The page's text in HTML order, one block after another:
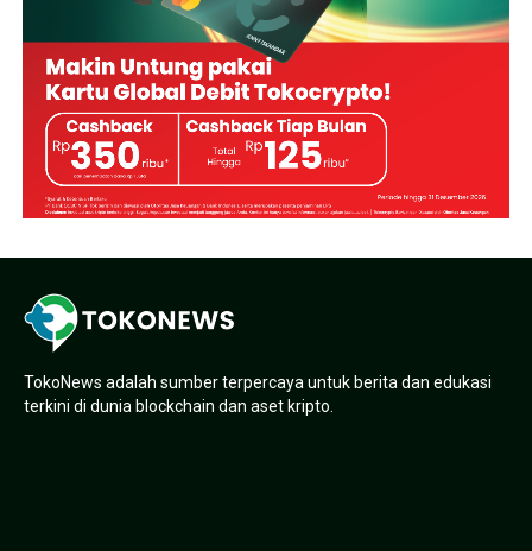
TokoNews adalah sumber terpercaya untuk berita dan edukasi
terkini di dunia blockchain dan aset kripto.